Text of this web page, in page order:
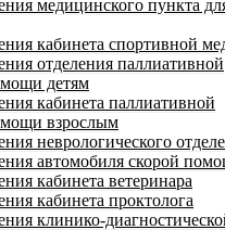
медицинского пункта
кабинета спортивной
отделения паллиативной
детям
кабинета паллиативной
взрослым
неврологического
автомобиля скорой
кабинета ветеринара
кабинета проктолога
клинико-